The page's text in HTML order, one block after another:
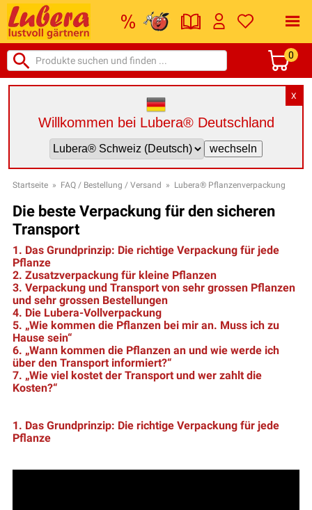
0
X
Willkommen bei Lubera® Deutschland
Startseite » FAQ / Bestellung / Versand » Lubera® Pflanzenverpackung
Die beste Verpackung für den sicheren
Transport
1. Das Grundprinzip: Die richtige Verpackung für jede
Pflanze
2. Zusatzverpackung für kleine Pflanzen
3. Verpackung und Transport von sehr grossen Pflanzen
und sehr grossen Bestellungen
4. Die Lubera-Vollverpackung
5. „Wie kommen die Pflanzen bei mir an. Muss ich zu
Hause sein“
6. „Wann kommen die Pflanzen an und wie werde ich
über den Transport informiert?“
7. „Wie viel kostet der Transport und wer zahlt die
Kosten?“
1. Das Grundprinzip: Die richtige Verpackung für jede
Pflanze